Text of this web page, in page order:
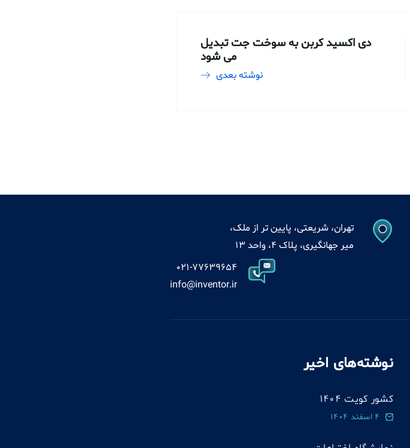
دی اکسید کربن به سوخت جت تبدیل
می شود
نوشته بعدی
تهران، شریعتی، پایین تر از ملک،
میر جهانگیری، پلاک 4، واحد 13
021-77639654
info@inventor.ir
نوشته‌های اخیر
کشور کویت 1404
4 اسفند 1404